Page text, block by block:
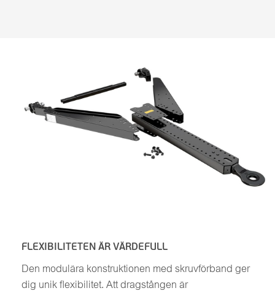
FLEXIBILITETEN ÄR VÄRDEFULL
Den modulära konstruktionen med skruvförband ger
dig unik flexibilitet. Att dragstången är